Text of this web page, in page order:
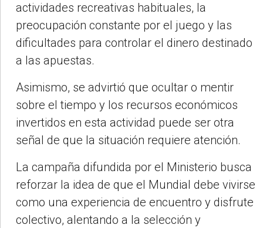
actividades recreativas habituales, la
preocupación constante por el juego y las
dificultades para controlar el dinero destinado
a las apuestas.
Asimismo, se advirtió que ocultar o mentir
sobre el tiempo y los recursos económicos
invertidos en esta actividad puede ser otra
señal de que la situación requiere atención.
La campaña difundida por el Ministerio busca
reforzar la idea de que el Mundial debe vivirse
como una experiencia de encuentro y disfrute
colectivo, alentando a la selección y